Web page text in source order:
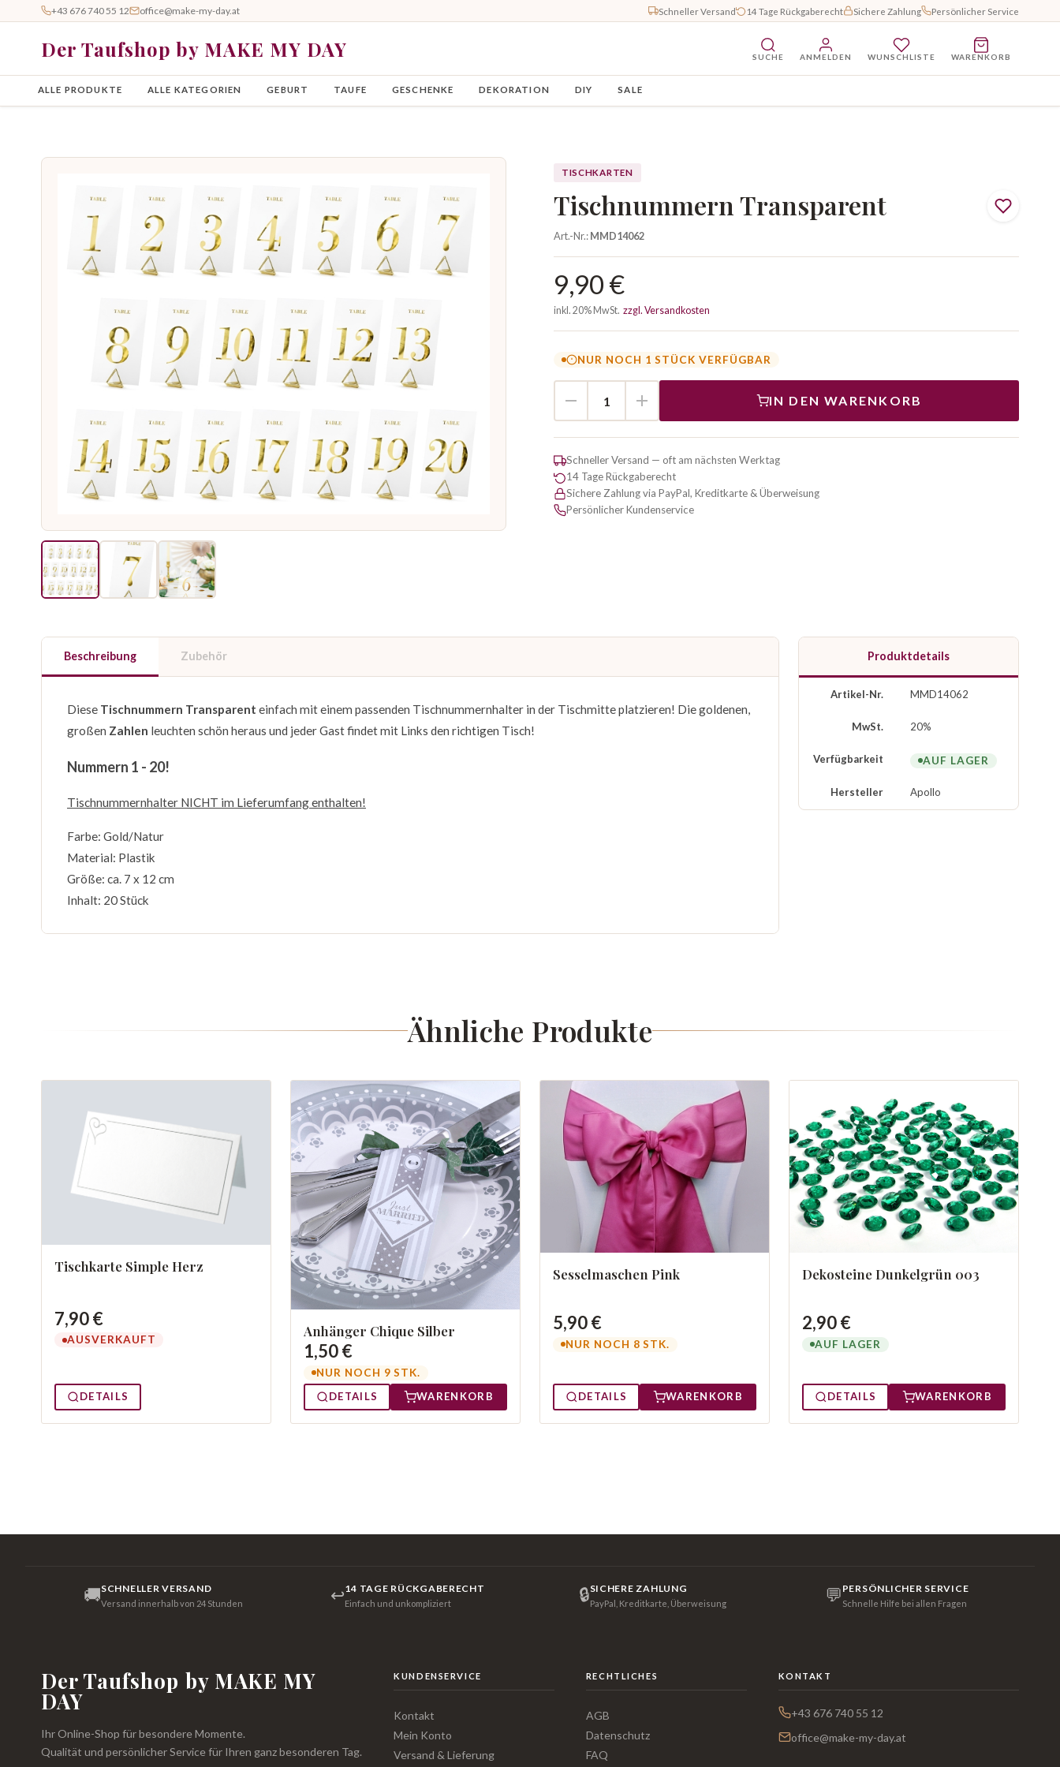
+43 676 740 55 12 office@make-my-day.at Schneller Versand 14 Tage Rückgaberecht Sichere Zahlung Persönlicher Service
Der Taufshop by MAKE MY DAY SUCHE ANMELDEN WUNSCHLISTE WARENKORB
ALLE PRODUKTE ALLE KATEGORIEN GEBURT TAUFE GESCHENKE DEKORATION DIY SALE
TISCHKARTEN
Tischnummern Transparent
Art.-Nr.:MMD14062
9,90 €
inkl. 20% MwSt. zzgl. Versandkosten
NUR NOCH 1 STÜCK VERFÜGBAR
IN DEN WARENKORB
Schneller Versand — oft am nächsten Werktag
14 Tage Rückgaberecht
Sichere Zahlung via PayPal, Kreditkarte & Überweisung
Persönlicher Kundenservice
Beschreibung Zubehör
Diese Tischnummern Transparent einfach mit einem passenden Tischnummernhalter in der Tischmitte platzieren! Die goldenen,
großen Zahlen leuchten schön heraus und jeder Gast findet mit Links den richtigen Tisch!
Nummern 1 - 20!
Tischnummernhalter NICHT im Lieferumfang enthalten!
Farbe: Gold/Natur
Material: Plastik
Größe: ca. 7 x 12 cm
Inhalt: 20 Stück
Produktdetails
Artikel-Nr. MMD14062
MwSt. 20%
Verfügbarkeit AUF LAGER
Hersteller Apollo
Ähnliche Produkte
Tischkarte Simple Herz
7,90 €
AUSVERKAUFT
DETAILS
Anhänger Chique Silber
1,50 €
NUR NOCH 9 STK.
DETAILS
WARENKORB
Sesselmaschen Pink
5,90 €
NUR NOCH 8 STK.
DETAILS WARENKORB
Dekosteine Dunkelgrün 003
2,90 €
AUF LAGER
DETAILS WARENKORB
🚚SCHNELLER VERSAND
Versand innerhalb von 24 Stunden ↩14 TAGE RÜCKGABERECHT
Einfach und unkompliziert 🔒SICHERE ZAHLUNG
PayPal, Kreditkarte, Überweisung 💬 PERSÖNLICHER SERVICE
Schnelle Hilfe bei allen Fragen
Der Taufshop by MAKE MY
DAY
Ihr Online-Shop für besondere Momente.
Qualität und persönlicher Service für Ihren ganz besonderen Tag.
KUNDENSERVICE
Kontakt
Mein Konto
Versand & Lieferung
RECHTLICHES
AGB
Datenschutz
FAQ
KONTAKT
+43 676 740 55 12
office@make-my-day.at